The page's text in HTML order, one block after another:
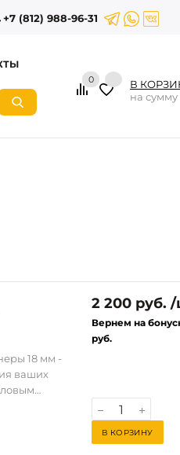
+7 (812) 988-96-31
0 В
на сумму
18 мм -
ваших
имеет
2 200 руб.
Вернем на
руб.
В КОРЗИНУ